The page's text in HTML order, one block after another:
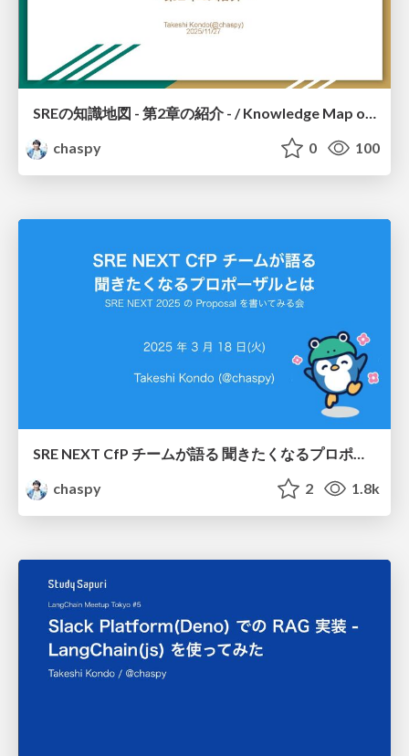
SREの知識地図 - 第2章の紹介 - / Knowledge Map of SRE – Introduction to Chapter 2 –
chaspy
0 100
chaspy
2 1.8k